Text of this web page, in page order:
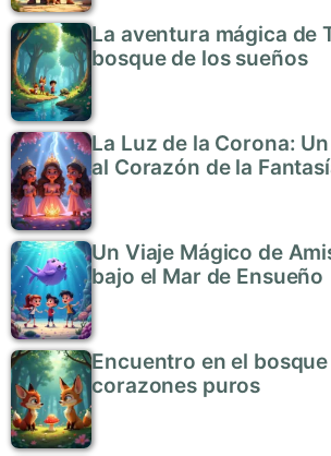
La aventura mágica de
bosque de los sueños
La Luz de la Corona:
al Corazón de la
Un Viaje Mágico de
bajo el Mar de Ensueño
Encuentro en el
corazones puros